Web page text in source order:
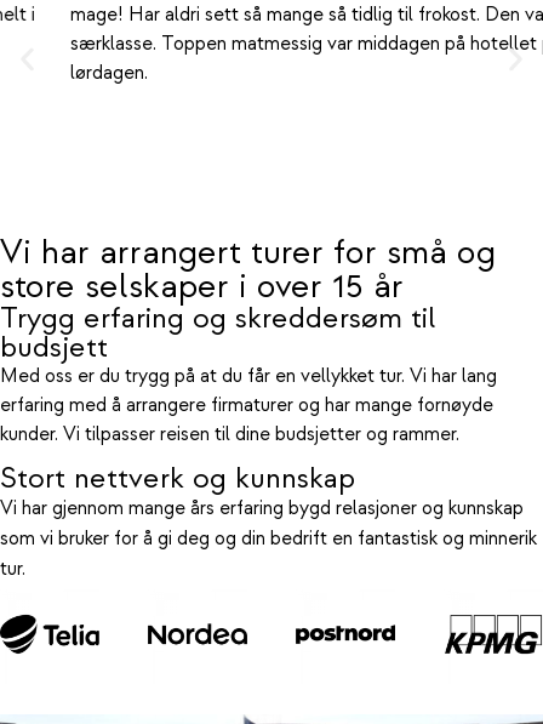
i
mage! Har aldri sett så mange så tidlig til frokost. Den var
særklasse. Toppen matmessig var middagen på hotellet på
lørdagen.
Vi har arrangert turer for små og
store selskaper i over 15 år
Trygg erfaring og skreddersøm til
budsjett
Med oss er du trygg på at du får en vellykket tur. Vi har lang
erfaring med å arrangere firmaturer og har mange fornøyde
kunder. Vi tilpasser reisen til dine budsjetter og rammer.
Stort nettverk og kunnskap
Vi har gjennom mange års erfaring bygd relasjoner og kunnskap
som vi bruker for å gi deg og din bedrift en fantastisk og minnerik
tur.